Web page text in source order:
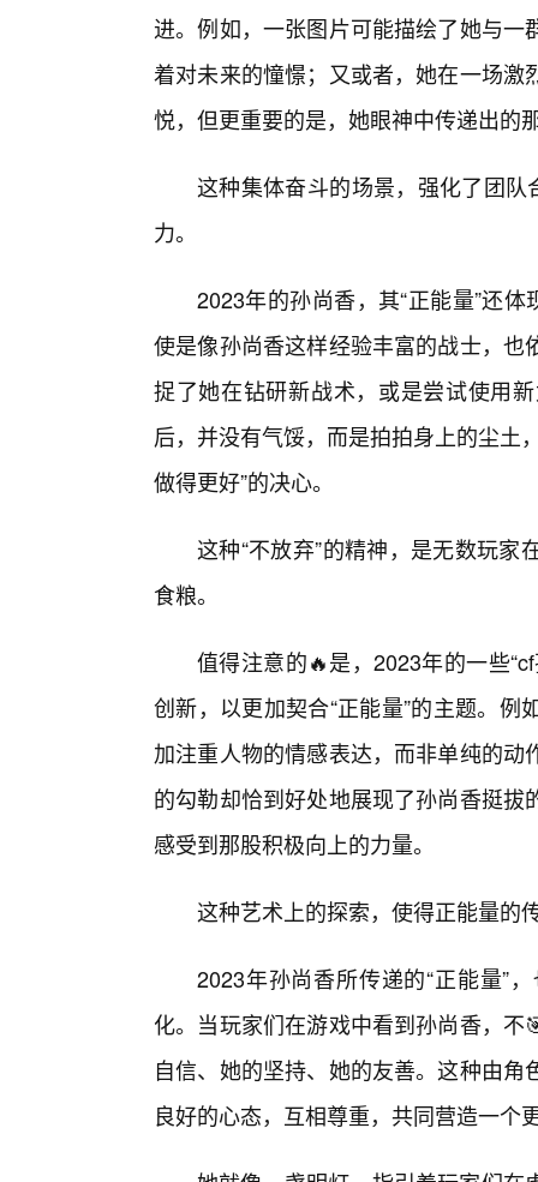
进。例如，一张图片可能描绘了她与
着对未来的憧憬；又或者，她在一场
悦，但更重要的是，她眼神中传递出的
这种集体奋斗的场景，强化了团队
力。
2023年的孙尚香，其“正能量”还
使是像孙尚香这样经验丰富的战士，
捉了她在钻研新战术，或是尝试使用
后，并没有气馁，而是拍拍身上的尘土
做得更好”的决心。
这种“不放弃”的精神，是无数玩
食粮。
值得注意的🔥是，2023年的一些
创新，以更加契合“正能量”的主题。
加注重人物的情感表达，而非单纯的
的勾勒却恰到好处地展现了孙尚香挺
感受到那股积极向上的力量。
这种艺术上的探索，使得正能量的
2023年孙尚香所传递的“正能量”
化。当玩家们在游戏中看到孙尚香，
自信、她的坚持、她的友善。这种由
良好的心态，互相尊重，共同营造一个